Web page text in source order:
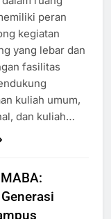
peran
kegiatan
yang lebar dan
fasilitas
kuliah umum,
dan kuliah…